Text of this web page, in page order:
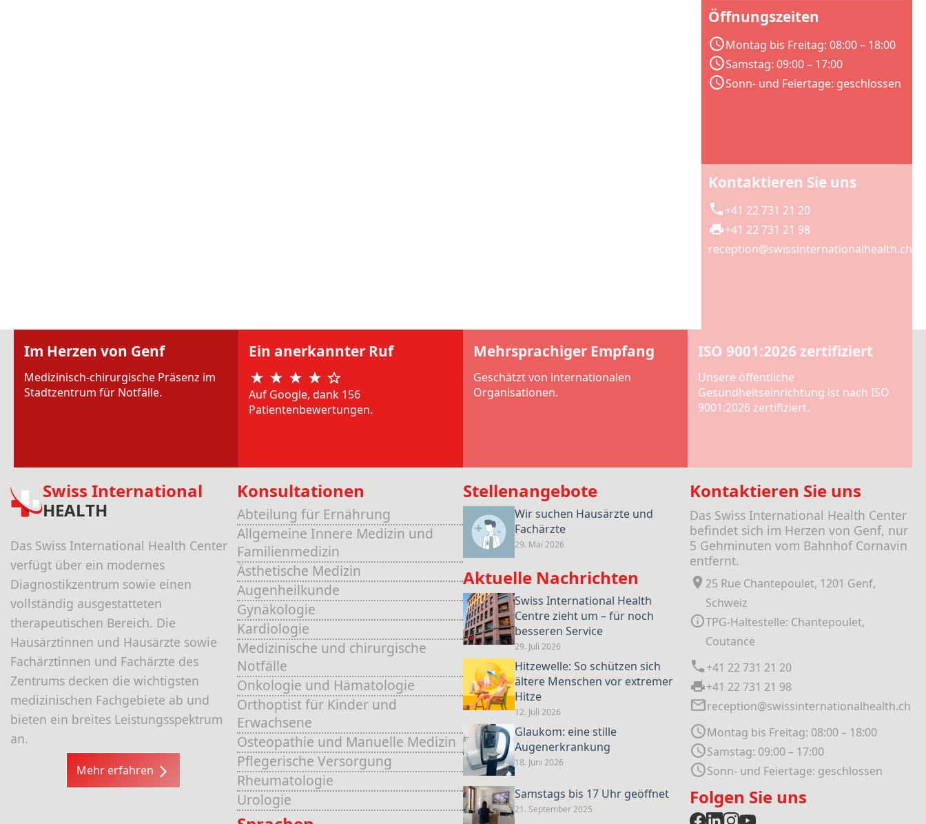
Öffnungszeiten
Montag bis Freitag: 08:00 – 18:00
Samstag: 09:00 – 17:00
Sonn- und Feiertage: geschlossen
Kontaktieren Sie uns
+41 22 731 21 20
+41 22 731 21 98
reception@swissinternationalhealth.ch
Im Herzen von Genf
Medizinisch-chirurgische Präsenz im
Stadtzentrum für Notfälle.
Ein anerkannter Ruf
Auf Google, dank 156
Patientenbewertungen.
Mehrsprachiger Empfang
Geschätzt von internationalen
Organisationen.
ISO 9001:2026 zertifiziert
Unsere öffentliche
Gesundheitseinrichtung ist nach ISO
9001:2026 zertifiziert.
Swiss International
HEALTH
Das Swiss International Health Center
verfügt über ein modernes
Diagnostikzentrum sowie einen
vollständig ausgestatteten
therapeutischen Bereich. Die
Hausärztinnen und Hausärzte sowie
Fachärztinnen und Fachärzte des
Zentrums decken die wichtigsten
medizinischen Fachgebiete ab und
bieten ein breites Leistungsspektrum
an.
Mehr erfahren
Konsultationen
Abteilung für Ernährung
Allgemeine Innere Medizin und
Familienmedizin
Ästhetische Medizin
Augenheilkunde
Gynäkologie
Kardiologie
Medizinische und chirurgische
Notfälle
Onkologie und Hämatologie
Orthoptist für Kinder und
Erwachsene
Osteopathie und Manuelle Medizin
Pflegerische Versorgung
Rheumatologie
Urologie
Stellenangebote
Wir suchen Hausärzte und
Fachärzte
29. Mai 2026
Aktuelle Nachrichten
Swiss International Health
Centre zieht um – für noch
besseren Service
29. Juli 2026
Hitzewelle: So schützen sich
ältere Menschen vor extremer
Hitze
12. Juli 2026
Glaukom: eine stille
Augenerkrankung
18. Juni 2026
Samstags bis 17 Uhr geöffnet
21. September 2025
Kontaktieren Sie uns
Das Swiss International Health Center
befindet sich im Herzen von Genf, nur
5 Gehminuten vom Bahnhof Cornavin
entfernt.
25 Rue Chantepoulet, 1201 Genf,
Schweiz
TPG-Haltestelle: Chantepoulet,
Coutance
+41 22 731 21 20
+41 22 731 21 98
reception@swissinternationalhealth.ch
Montag bis Freitag: 08:00 – 18:00
Samstag: 09:00 – 17:00
Sonn- und Feiertage: geschlossen
Folgen Sie uns